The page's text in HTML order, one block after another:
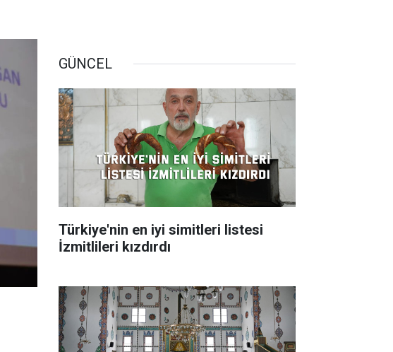
GÜNCEL
Türkiye'nin en iyi simitleri listesi
İzmitlileri kızdırdı